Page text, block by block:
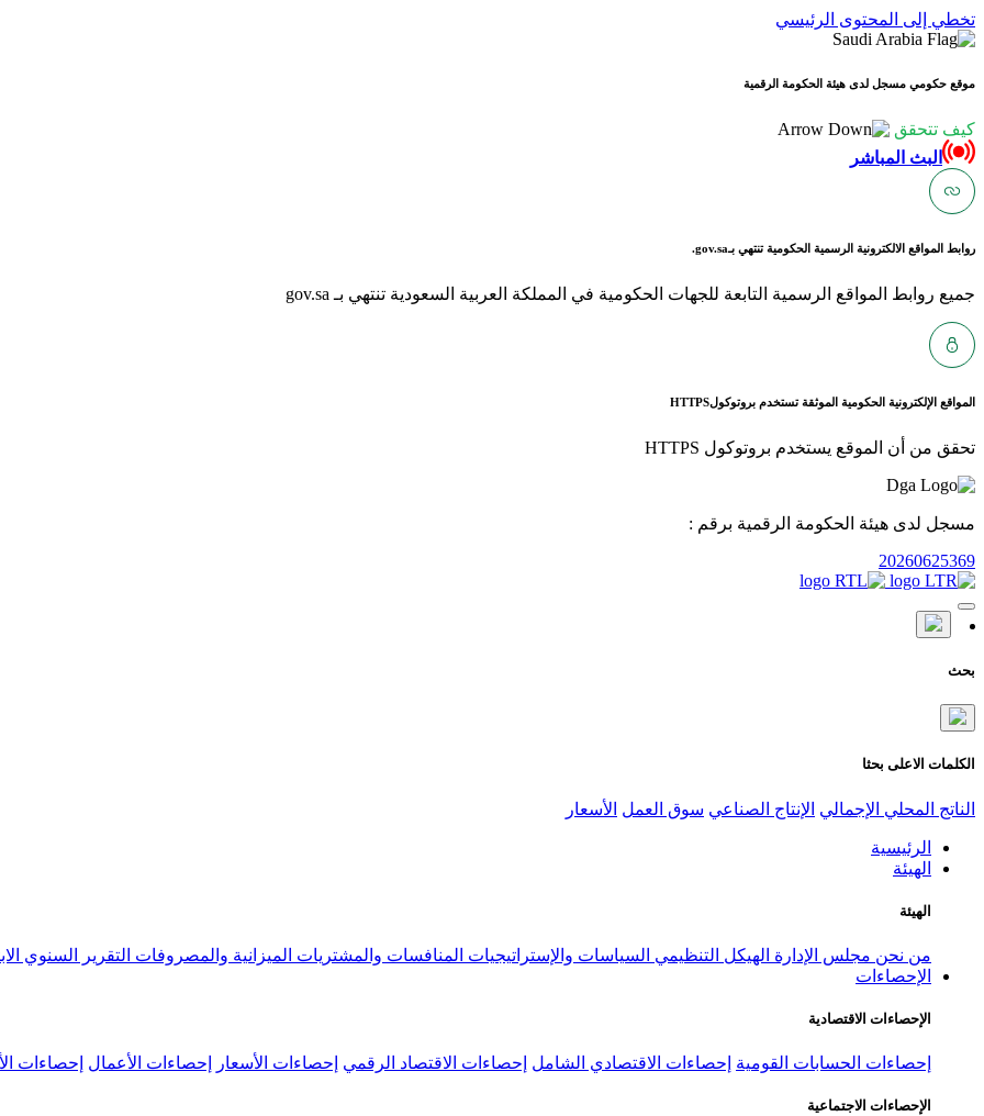
تخطي إلى المحتوى الرئيسي
موقع حكومي مسجل لدى هيئة الحكومة الرقمية
كيف تتحقق
البث المباشر
روابط المواقع الالكترونية الرسمية الحكومية تنتهي بـgov.sa.
جميع روابط المواقع الرسمية التابعة للجهات الحكومية في المملكة العربية السعودية تنتهي بـ gov.sa
المواقع الإلكترونية الحكومية الموثقة تستخدم بروتوكولHTTPS
تحقق من أن الموقع يستخدم بروتوكول HTTPS
مسجل لدى هيئة الحكومة الرقمية برقم :
20260625369
بحث
الكلمات الاعلى بحثا
الناتج المحلي الإجمالي الإنتاج الصناعي سوق العمل الأسعار
الرئيسية
الهيئة
الهيئة
من نحن مجلس الإدارة الهيكل التنظيمي السياسات والإستراتيجيات المنافسات والمشتريات الميزانية والمصروفات التقرير السنوي
الإحصاءات
الإحصاءات الاقتصادية
إحصاءات الحسابات القومية إحصاءات الاقتصادي الشامل إحصاءات الاقتصاد الرقمي إحصاءات الأسعار إحصاءات الأعمال إحصاءات
الإحصاءات الاجتماعية